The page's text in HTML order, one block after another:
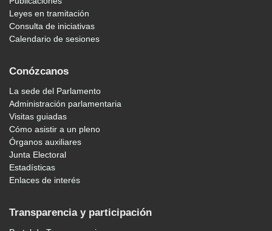
Leyes en tramitación
Consulta de iniciativas
Calendario de sesiones
Conózcanos
La sede del Parlamento
Administración parlamentaria
Visitas guiadas
Cómo asistir a un pleno
Órganos auxiliares
Junta Electoral
Estadísticas
Enlaces de interés
Transparencia y participación